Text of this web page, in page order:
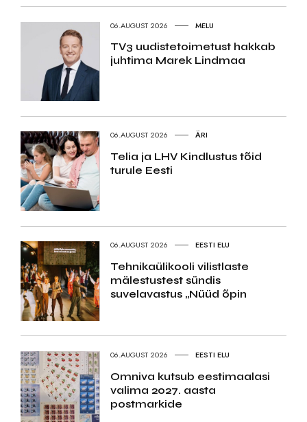
06.AUGUST 2026 MELU
TV3 uudistetoimetust hakkab
juhtima Marek Lindmaa
06.AUGUST 2026 ÄRI
Telia ja LHV Kindlustus tõid
turule Eesti
06.AUGUST 2026 EESTI ELU
Tehnikaülikooli vilistlaste
mälestustest sündis
suvelavastus „Nüüd õpin
06.AUGUST 2026 EESTI ELU
Omniva kutsub eestimaalasi
valima 2027. aasta
postmarkide